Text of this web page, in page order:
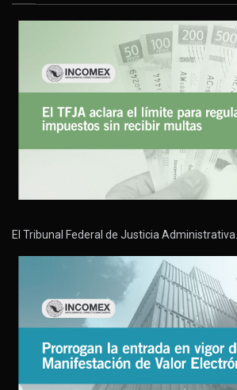
El Tribunal Federal de Justicia Administrativa…